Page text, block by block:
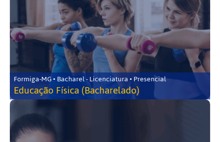
Formiga-MG • Bacharel - Licenciatura • Presencial
Educação Física (Bacharelado)